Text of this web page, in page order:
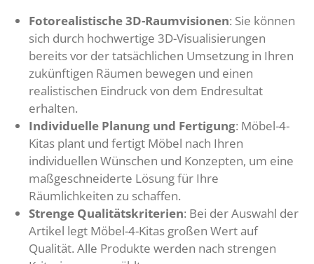
Fotorealistische 3D-Raumvisionen: Sie können
sich durch hochwertige 3D-Visualisierungen
bereits vor der tatsächlichen Umsetzung in Ihren
zukünftigen Räumen bewegen und einen
realistischen Eindruck von dem Endresultat
erhalten.
Individuelle Planung und Fertigung: Möbel-4-
Kitas plant und fertigt Möbel nach Ihren
individuellen Wünschen und Konzepten, um eine
maßgeschneiderte Lösung für Ihre
Räumlichkeiten zu schaffen.
Strenge Qualitätskriterien: Bei der Auswahl der
Artikel legt Möbel-4-Kitas großen Wert auf
Qualität. Alle Produkte werden nach strengen